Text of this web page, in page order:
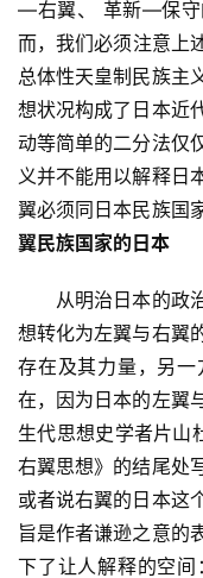
—右翼、 革新—保守
而，我们必须注意
总体性天皇制民族主
想状况构成了日本近
动等简单的二分法仅
义并不能用以解释日
翼必须同日本民族国
翼民族国家的日本
从明治日本的政治
想转化为左翼与右翼
存在及其力量，另
在，因为日本的左翼
生代思想史学者片山
右翼思想》的结尾处
或者说右翼的日本这
旨是作者谦逊之意的
下了让人解释的空